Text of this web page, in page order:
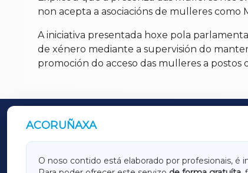
non acepta a asociacións de mulleres como
A iniciativa presentada hoxe pola
de xénero mediante a supervisión do
promoción do acceso das mulleres a postos
ACORUÑAXA
O noso contido está elaborado por profesionais,
OUTROS PERIÓDICOS
GALICIAXA